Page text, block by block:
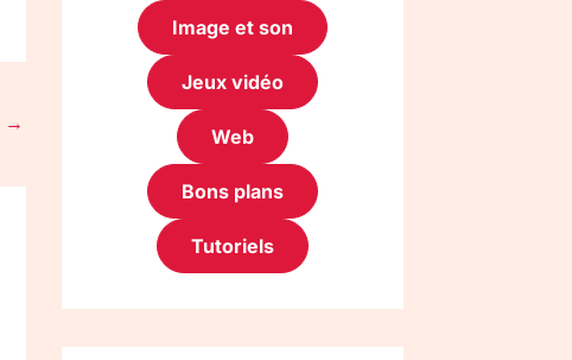
→
Image et son
Jeux vidéo
Web
Bons plans
Tutoriels